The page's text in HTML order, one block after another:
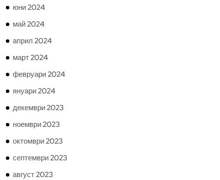
юни 2024
май 2024
април 2024
март 2024
февруари 2024
януари 2024
декември 2023
ноември 2023
октомври 2023
септември 2023
август 2023